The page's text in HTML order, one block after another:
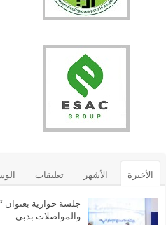
الأخيرة الأشهر تعليقات
جلسة حوارية بعنوان
والمواصلات بدبي